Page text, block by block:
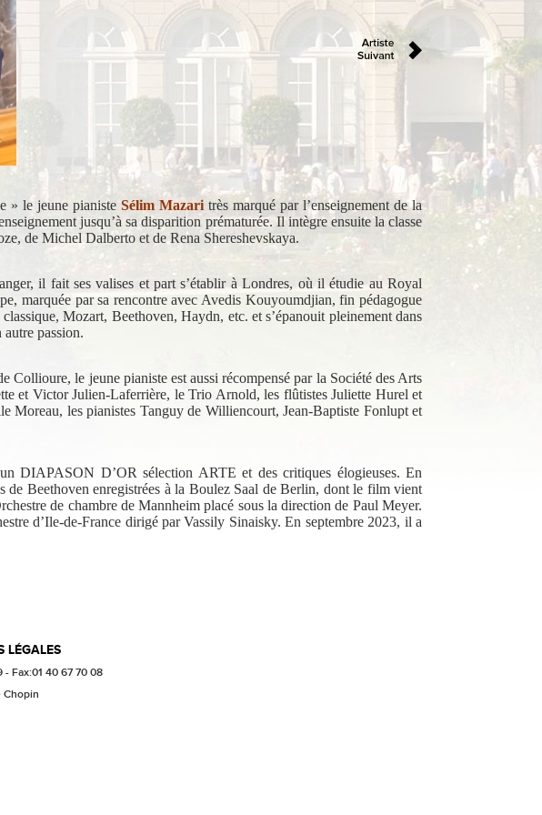
» le jeune pianisteSélim Mazari très marqué par l’enseignement de la
jusqu’à sa disparition prématurée. Il intègre ensuite la classe
de Michel Dalberto et de Rena Shereshevskaya.
il fait ses valises et part s’établir à Londres, où il étudie au Royal
marquée par sa rencontre avec Avedis Kouyoumdjian, fin pédagogue
Mozart, Beethoven, Haydn, etc. et s’épanouit pleinement dans
passion.
le jeune pianiste est aussi récompensé par la Société des Arts
et Victor Julien-Laferrière, le Trio Arnold, les flûtistes Juliette Hurel et
Moreau, les pianistes Tanguy de Williencourt, Jean-Baptiste Fonlupt et
DIAPASON D’OR sélection ARTE et des critiques élogieuses. En
de Beethoven enregistrées à la Boulez Saal de Berlin, dont le film vient
de chambre de Mannheim placé sous la direction de Paul Meyer.
d’Ile-de-France dirigé par Vassily Sinaisky. En septembre 2023, il a
LÉGALES
- Fax:01 40 67 70 08
Chopin